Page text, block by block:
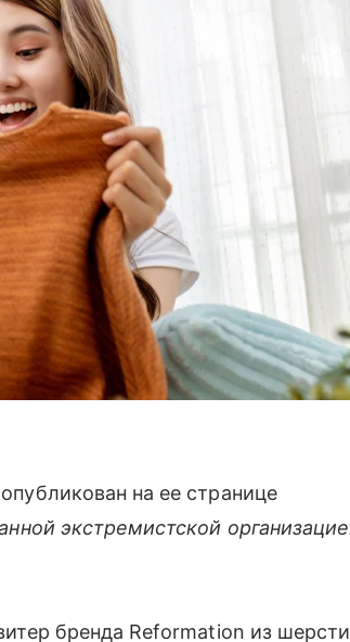
на ее странице
экстремистской
бренда Reformation из